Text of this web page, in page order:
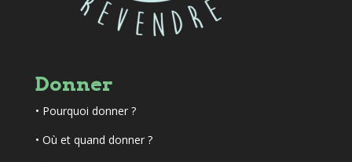
Donner
• Pourquoi donner ?
• Où et quand donner ?